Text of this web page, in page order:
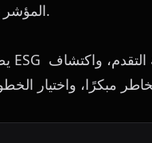
المؤشر نفسه بطرق مختلفة.